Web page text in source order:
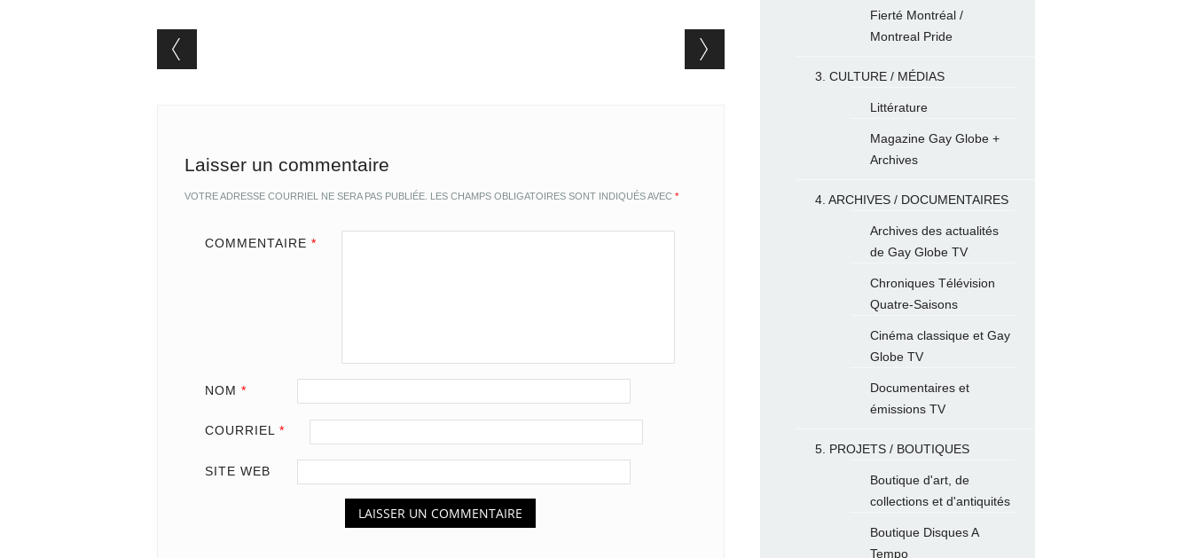
Post navigation
Laisser un commentaire
VOTRE ADRESSE COURRIEL NE SERA PAS PUBLIÉE. LES CHAMPS OBLIGATOIRES SONT INDIQUÉS AVEC *
COMMENTAIRE *
NOM *
COURRIEL *
SITE WEB
Fierté Montréal /
Montreal Pride
3. CULTURE / MÉDIAS
Littérature
Magazine Gay Globe +
Archives
4. ARCHIVES / DOCUMENTAIRES
Archives des actualités
de Gay Globe TV
Chroniques Télévision
Quatre-Saisons
Cinéma classique et Gay
Globe TV
Documentaires et
émissions TV
5. PROJETS / BOUTIQUES
Boutique d'art, de
collections et d'antiquités
Boutique Disques A
Tempo